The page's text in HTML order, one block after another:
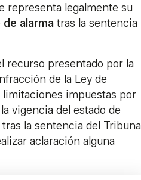
representa legalmente su
alarmatras la sentencia
recurso presentado por la
de la Ley de
limitaciones impuestas por
vigencia del estado de
la sentencia del Tribunal
aclaración alguna